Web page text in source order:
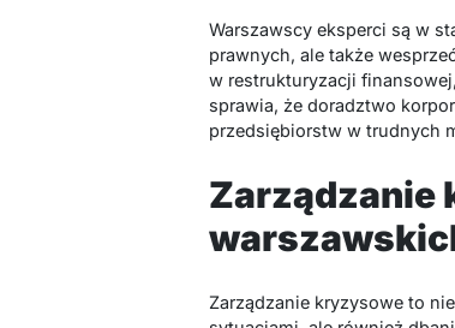
Warszawscy eksperci są w
prawnych, ale także
w restrukturyzacji
sprawia, że doradztwo
przedsiębiorstw w trudnych
Zarządzanie
Zarządzanie kryzysowe to